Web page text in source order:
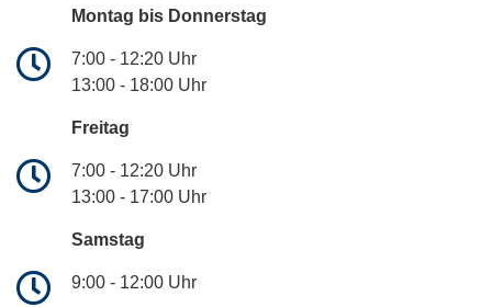
Montag bis Donnerstag
7:00 - 12:20 Uhr
13:00 - 18:00 Uhr
Freitag
7:00 - 12:20 Uhr
13:00 - 17:00 Uhr
Samstag
9:00 - 12:00 Uhr